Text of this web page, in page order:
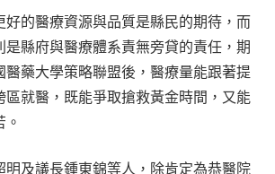
好的醫療資源與品質是縣民的期待，而
是縣府與醫療體系責無旁貸的責任，期
醫藥大學策略聯盟後，醫療量能跟著提
區就醫，既能爭取搶救黃金時間，又能
明及議長鍾東錦等人，除肯定為恭醫院